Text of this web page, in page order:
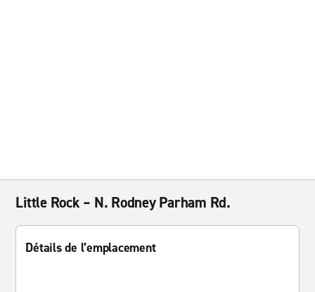
Little Rock – N. Rodney Parham Rd.
Détails de l’emplacement